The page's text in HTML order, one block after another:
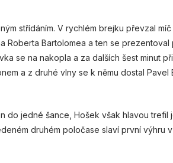
střídáním. V rychlém brejku převzal míč
Roberta Bartolomea a ten se prezentoval
se na nakopla a za dalších šest minut
a z druhé vlny se k němu dostal Pavel
do jedné šance, Hošek však hlavou trefil
druhém poločase slaví první výhru